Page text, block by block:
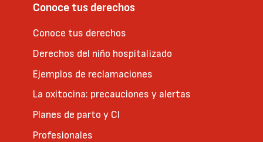
Conoce tus derechos
Conoce tus derechos
Derechos del niño hospitalizado
Ejemplos de reclamaciones
La oxitocina: precauciones y alertas
Planes de parto y CI
Profesionales